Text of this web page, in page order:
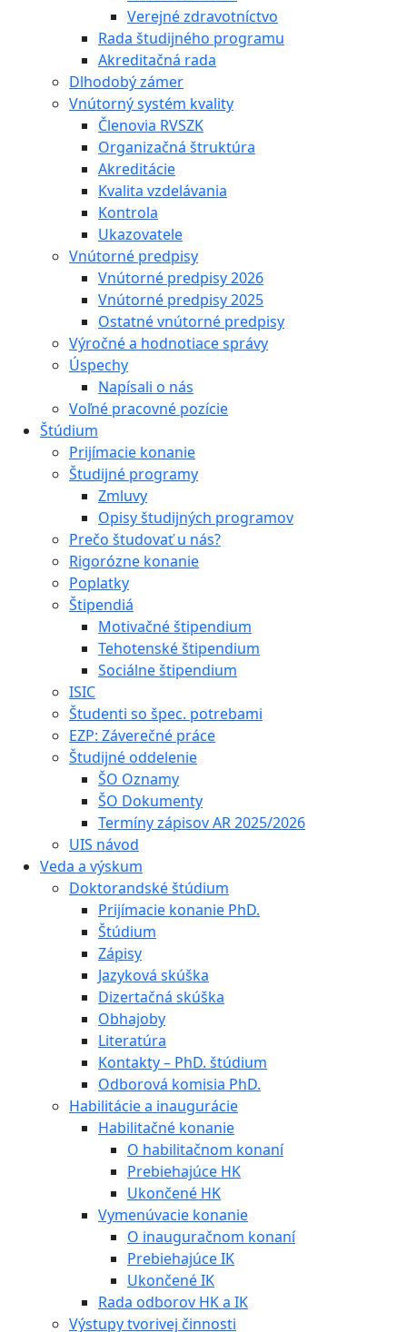
Verejné zdravotníctvo
Rada študijného programu
Akreditačná rada
Dlhodobý zámer
Vnútorný systém kvality
Členovia RVSZK
Organizačná štruktúra
Akreditácie
Kvalita vzdelávania
Kontrola
Ukazovatele
Vnútorné predpisy
Vnútorné predpisy 2026
Vnútorné predpisy 2025
Ostatné vnútorné predpisy
Výročné a hodnotiace správy
Úspechy
Napísali o nás
Voľné pracovné pozície
Štúdium
Prijímacie konanie
Študijné programy
Zmluvy
Opisy študijných programov
Prečo študovať u nás?
Rigorózne konanie
Poplatky
Štipendiá
Motivačné štipendium
Tehotenské štipendium
Sociálne štipendium
ISIC
Študenti so špec. potrebami
EZP: Záverečné práce
Študijné oddelenie
ŠO Oznamy
ŠO Dokumenty
Termíny zápisov AR 2025/2026
UIS návod
Veda a výskum
Doktorandské štúdium
Prijímacie konanie PhD.
Štúdium
Zápisy
Jazyková skúška
Dizertačná skúška
Obhajoby
Literatúra
Kontakty – PhD. štúdium
Odborová komisia PhD.
Habilitácie a inaugurácie
Habilitačné konanie
O habilitačnom konaní
Prebiehajúce HK
Ukončené HK
Vymenúvacie konanie
O inauguračnom konaní
Prebiehajúce IK
Ukončené IK
Rada odborov HK a IK
Výstupy tvorivej činnosti